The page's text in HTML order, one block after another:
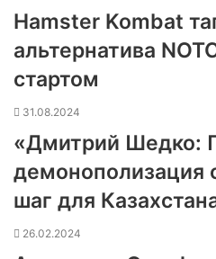
Hamster Kombat
альтернатива
стартом
31.08.2024
«Дмитрий Шедко:
демонополизация
шаг для
26.02.2024